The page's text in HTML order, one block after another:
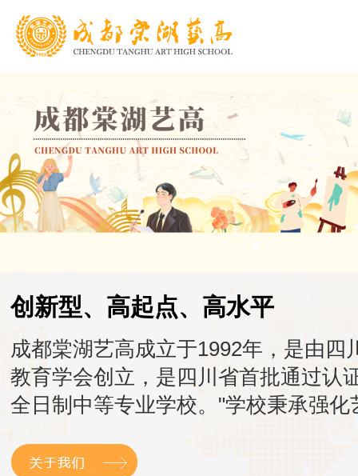
创新型、高起点、高水平
成都棠湖艺高成立于1992年，是由四
教育学会创立，是四川省首批通过认
全日制中等专业学校。"学校秉承强化
淀，现已成为一所拥有高水平专业教